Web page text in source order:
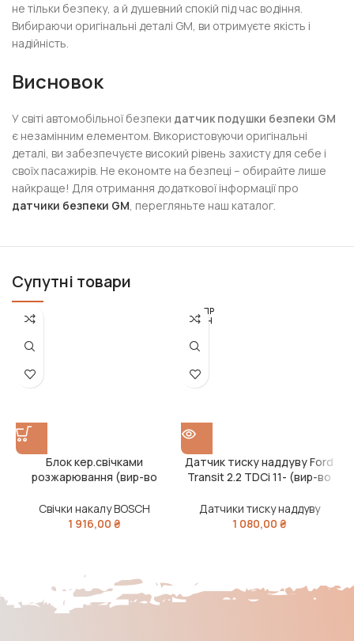
не тільки безпеку, а й душевний спокій під час водіння.
Вибираючи оригінальні деталі GM, ви отримуєте якість і
надійність.
Висновок
У світі автомобільної безпеки датчик подушки безпеки GM
є незамінним елементом. Використовуючи оригінальні
деталі, ви забезпечуєте високий рівень захисту для себе і
своїх пасажирів. Не економте на безпеці – обирайте лише
найкраще! Для отримання додаткової інформації про
датчики безпеки GM, перегляньте наш каталог.
Супутні товари
Блок кер.свічками
розжарювання (вир-во
Свічки накалу BOSCH
1 916,00 ₴
РОЗПР
ОДАН
Датчик тиску наддуву Ford
Transit 2.2 TDCi 11- (вир-во
Датчики тиску наддуву
1 080,00 ₴